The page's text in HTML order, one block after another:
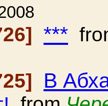
***
В